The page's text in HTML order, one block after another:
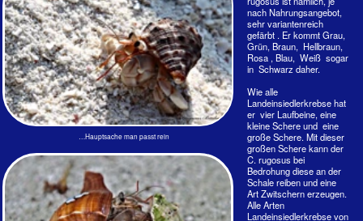
Größenwahn?
Land Hermit Crab
Größe : 3 cm Kuramathi, Rasdu-Atoll, 1982